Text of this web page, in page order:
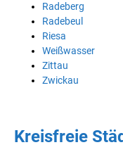
Radeberg
Radebeul
Riesa
Weißwasser
Zittau
Zwickau
Kreisfreie